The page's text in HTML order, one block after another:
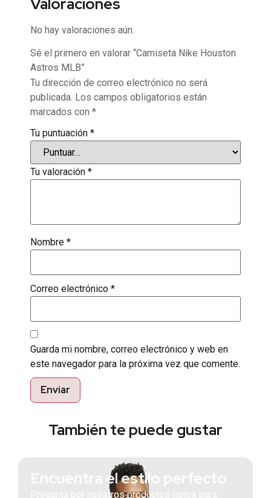
No hay valoraciones aún.
Sé el primero en valorar “Camiseta Nike Houston
Astros MLB”
Tu dirección de correo electrónico no será
publicada. Los campos obligatorios están
marcados con *
Tu puntuación *
Tu valoración *
Nombre *
Correo electrónico *
Guarda mi nombre, correo electrónico y web en
este navegador para la próxima vez que comente.
También te puede gustar
Encuentra el estilo perfecto
Pregunta por nuestros productos listos para